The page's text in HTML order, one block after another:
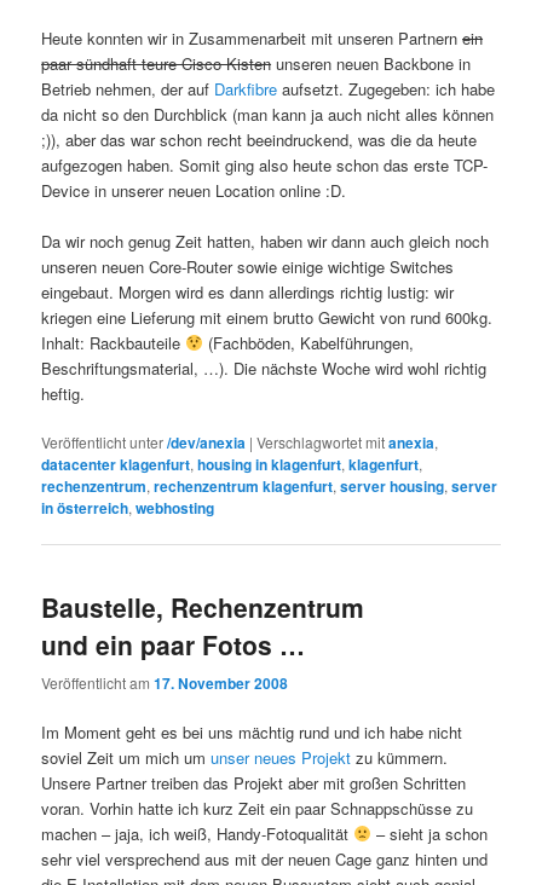
Heute konnten wir in Zusammenarbeit mit unseren Partnernein
paar sündhaft teure Cisco Kisten unseren neuen Backbone in
Betrieb nehmen, der auf Darkfibre aufsetzt. Zugegeben: ich habe
da nicht so den Durchblick (man kann ja auch nicht alles können
;)), aber das war schon recht beeindruckend, was die da heute
aufgezogen haben. Somit ging also heute schon das erste TCP-
Device in unserer neuen Location online :D.
Da wir noch genug Zeit hatten, haben wir dann auch gleich noch
unseren neuen Core-Router sowie einige wichtige Switches
eingebaut. Morgen wird es dann allerdings richtig lustig: wir
kriegen eine Lieferung mit einem brutto Gewicht von rund 600kg.
Inhalt: Rackbauteile
(Fachböden, Kabelführungen,
Beschriftungsmaterial, …). Die nächste Woche wird wohl richtig
heftig.
Veröffentlicht unter/dev/anexia |Verschlagwortet mitanexia,
datacenter klagenfurt,housing in klagenfurt,klagenfurt,
rechenzentrum,rechenzentrum klagenfurt,server housing,server
in österreich,webhosting
Baustelle, Rechenzentrum
und ein paar Fotos …
Veröffentlicht am17. November 2008
Im Moment geht es bei uns mächtig rund und ich habe nicht
soviel Zeit um mich umunser neues Projekt zu kümmern.
Unsere Partner treiben das Projekt aber mit großen Schritten
voran. Vorhin hatte ich kurz Zeit ein paar Schnappschüsse zu
machen – jaja, ich weiß, Handy-Fotoqualität
– sieht ja schon
sehr viel versprechend aus mit der neuen Cage ganz hinten und